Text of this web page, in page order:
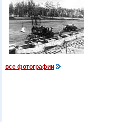
все фотографии